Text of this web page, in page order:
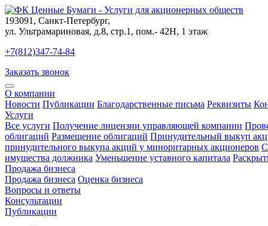
193091 , Санкт-Петербург,
ул. Ультрамариновая, д.8, стр.1, пом.- 42Н, 1 этаж
+7(812)347-74-84
Заказать звонок
О компании
Новости Публикации Благодарственные письма Реквизиты
Услуги
Все услуги Получение лицензии управляющей компании
облигаций Размещение облигаций Принудительный выкуп
принудительного выкупа акций у миноритарных акционеров
имущества должника Уменьшение уставного капитала
Продажа бизнеса
Продажа бизнеса Оценка бизнеса
Вопросы и ответы
Консультации
Публикации